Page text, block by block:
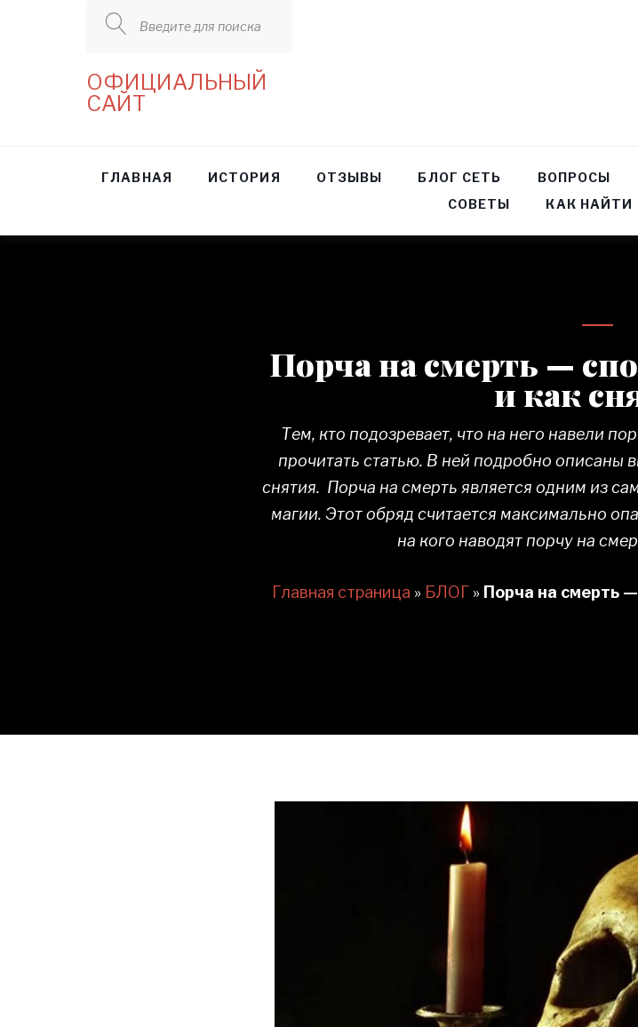
Введите для поиска
ОФИЦИАЛЬНЫЙ
САЙТ
ГЛАВНАЯ ИСТОРИЯ ОТЗЫВЫ БЛОГ СЕТЬ ВОПРОСЫ
СОВЕТЫ
КАК НАЙТИ
Порча на смерть —
и как
Тем, кто подозревает, что на него навели
прочитать статью. В ней подробно описаны
снятия. Порча на смерть является одним из
магии. Этот обряд считается максимально
на кого наводят порчу на
Главная страница » БЛОГ » Порча на смерть